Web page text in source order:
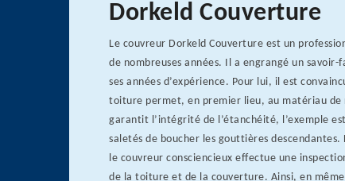
Dorkeld Couverture
Le couvreur Dorkeld Couverture est un
de nombreuses années. Il a engrangé un
ses années d’expérience. Pour lui, il est
toiture permet, en premier lieu, au matériau de
garantit l’intégrité de l’étanchéité, l’exemple
saletés de boucher les gouttières
le couvreur consciencieux effectue une
de la toiture et de la couverture. Ainsi, en